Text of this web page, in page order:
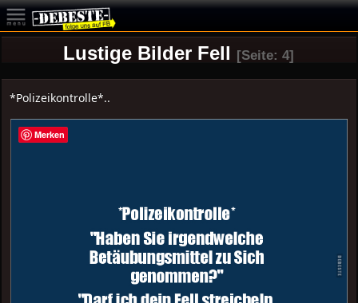
Lustige Bilder Fell [Seite: 4]
*Polizeikontrolle*..
Merken